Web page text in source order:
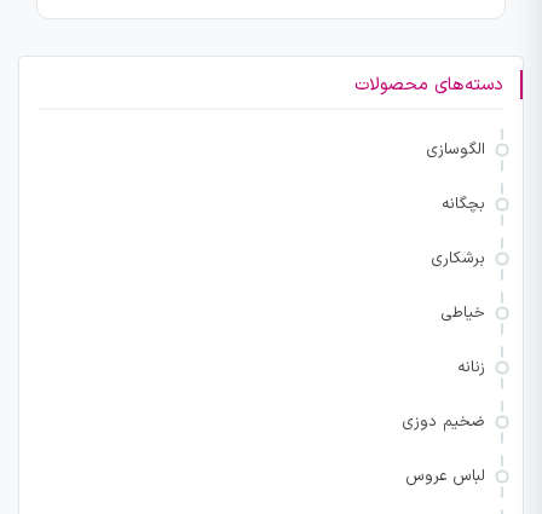
دسته‌های محصولات
الگوسازی
بچگانه
برشکاری
خیاطی
زنانه
ضخیم دوزی
لباس عروس